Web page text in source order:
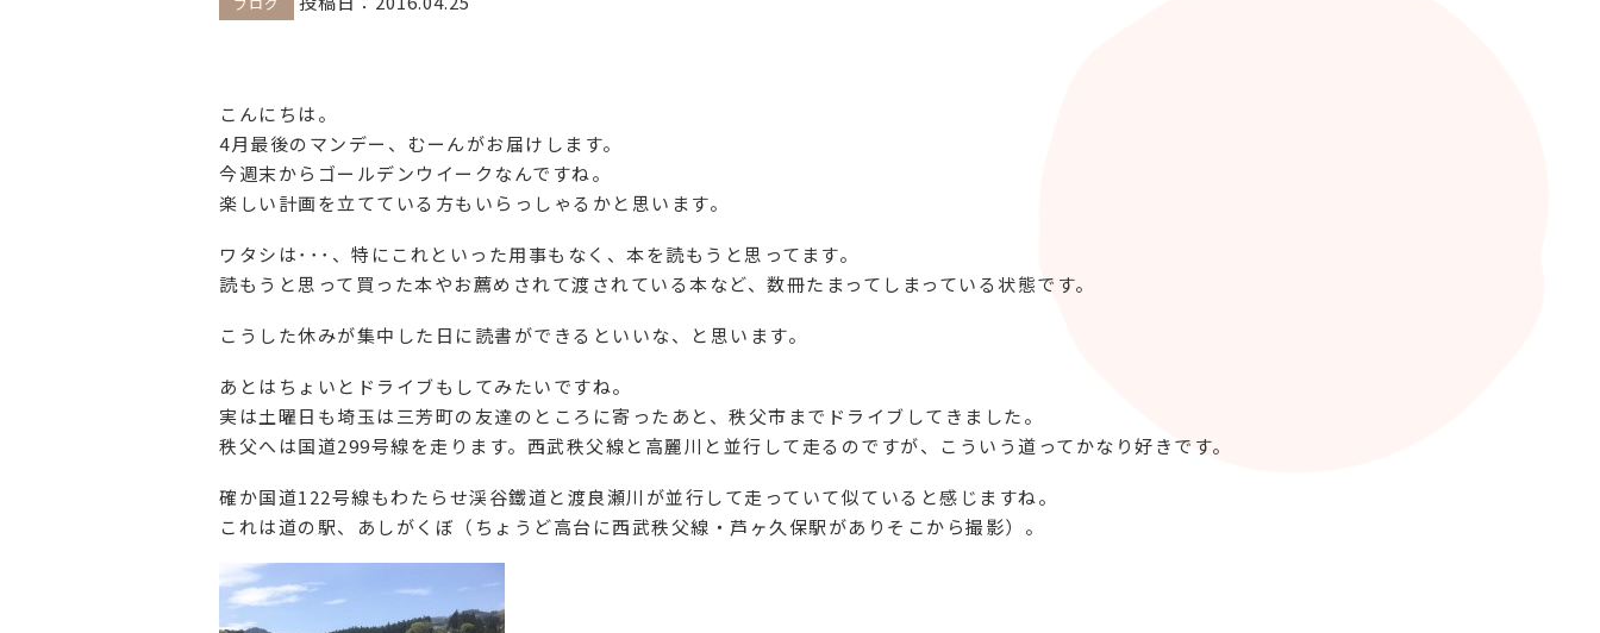
こんにちは。
4月最後のマンデー、むーんがお届けします。
今週末からゴールデンウイークなんですね。
楽しい計画を立てている方もいらっしゃるかと思います。
ワタシは･･･、特にこれといった用事もなく、本を読もうと思ってます。
読もうと思って買った本やお薦めされて渡されている本など、数冊たまってしまっている状態です。
こうした休みが集中した日に読書ができるといいな、と思います。
あとはちょいとドライブもしてみたいですね。
実は土曜日も埼玉は三芳町の友達のところに寄ったあと、秩父市までドライブしてきました。
秩父へは国道299号線を走ります。西武秩父線と高麗川と並行して走るのですが、こういう道ってかなり好きです。
確か国道122号線もわたらせ渓谷鐵道と渡良瀬川が並行して走っていて似ていると感じますね。
これは道の駅、あしがくぼ（ちょうど高台に西武秩父線・芦ヶ久保駅がありそこから撮影）。